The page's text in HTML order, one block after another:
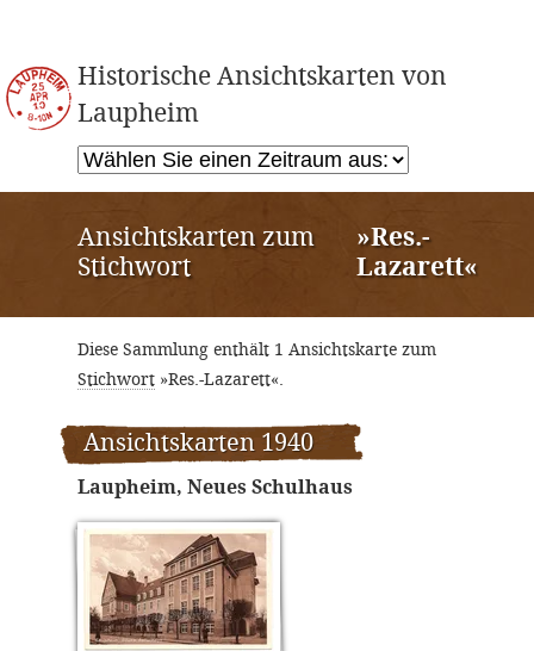
Historische Ansichtskarten von
Laupheim
Ansichtskarten zum
Stichwort
»Res.-
Lazarett«
Diese Sammlung enthält 1 Ansichtskarte zum
Stichwort »Res.-Lazarett«.
Ansichtskarten 1940
Laupheim, Neues Schulhaus